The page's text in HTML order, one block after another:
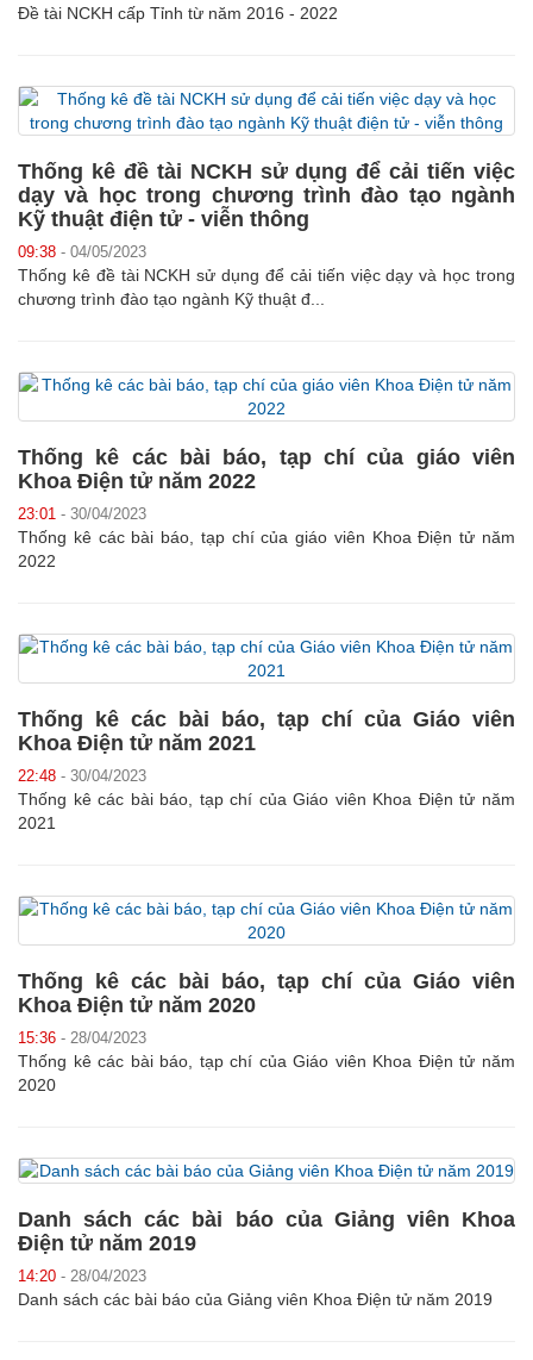
Đề tài NCKH cấp Tỉnh từ năm 2016 - 2022
Thống kê đề tài NCKH sử dụng để cải tiến việc
dạy và học trong chương trình đào tạo ngành
Kỹ thuật điện tử - viễn thông
09:38 - 04/05/2023
Thống kê đề tài NCKH sử dụng để cải tiến việc dạy và học trong
chương trình đào tạo ngành Kỹ thuật đ...
Thống kê các bài báo, tạp chí của giáo viên
Khoa Điện tử năm 2022
23:01 - 30/04/2023
Thống kê các bài báo, tạp chí của giáo viên Khoa Điện tử năm
2022
Thống kê các bài báo, tạp chí của Giáo viên
Khoa Điện tử năm 2021
22:48 - 30/04/2023
Thống kê các bài báo, tạp chí của Giáo viên Khoa Điện tử năm
2021
Thống kê các bài báo, tạp chí của Giáo viên
Khoa Điện tử năm 2020
15:36 - 28/04/2023
Thống kê các bài báo, tạp chí của Giáo viên Khoa Điện tử năm
2020
Danh sách các bài báo của Giảng viên Khoa
Điện tử năm 2019
14:20 - 28/04/2023
Danh sách các bài báo của Giảng viên Khoa Điện tử năm 2019